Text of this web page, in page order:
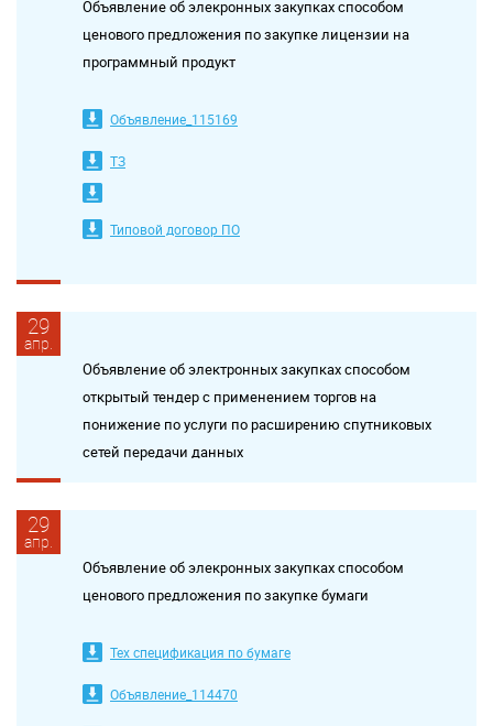
Объявление об элекронных закупках способом
ценового предложения по закупке лицензии на
программный продукт
Объявление_115169
ТЗ
Типовой договор ПО
29
апр.
Объявление об электронных закупках способом
открытый тендер с применением торгов на
понижение по услуги по расширению спутниковых
сетей передачи данных
29
апр.
Объявление об элекронных закупках способом
ценового предложения по закупке бумаги
Тех спецификация по бумаге
Объявление_114470